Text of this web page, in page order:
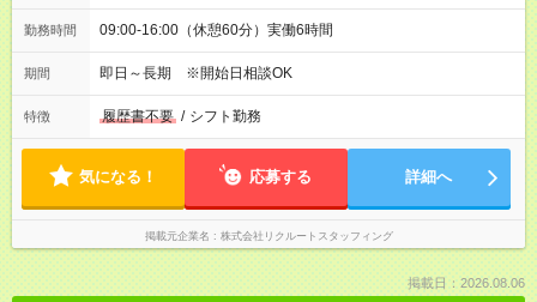
勤務時間 09:00-16:00（休憩60分）実働6時間
期間 即日～長期 ※開始日相談OK
特徴 履歴書不要 / シフト勤務
気になる！ 応募する 詳細へ
掲載元企業名 株式会社リクルートスタッフィング
掲載日：2026.08.06